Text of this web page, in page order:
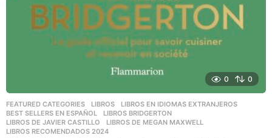
0 0
FEATURED CATEGORIES ,LIBROS ,LIBROS EN IDIOMAS EXTRANJEROS
BEST SELLERS EN ESPAÑOL
,LIBROS BRIDGERTON
LIBROS DE JAVIER CASTILLO
,LIBROS DE MEGAN MAXWELL
LIBROS RECOMENDADOS 2024